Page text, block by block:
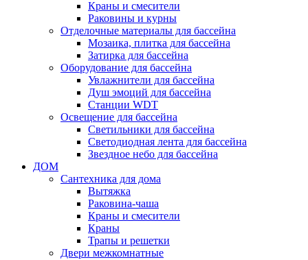
Краны и смесители
Раковины и курны
Отделочные материалы для бассейна
Мозаика, плитка для бассейна
Затирка для бассейна
Оборудование для бассейна
Увлажнители для бассейна
Душ эмоций для бассейна
Станции WDT
Освещение для бассейна
Светильники для бассейна
Светодиодная лента для бассейна
Звездное небо для бассейна
ДОМ
Сантехника для дома
Вытяжка
Раковина-чаша
Краны и смесители
Краны
Трапы и решетки
Двери межкомнатные